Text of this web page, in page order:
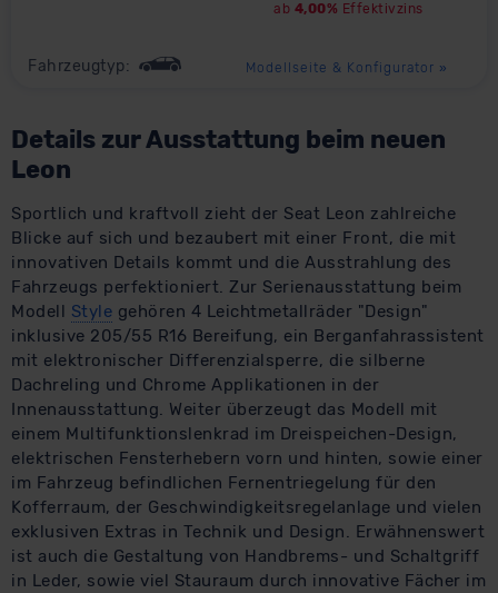
ab 4,00% Effektivzins
Fahrzeugtyp: Modellseite & Konfigurator »
Details zur Ausstattung beim neuen
Leon
Sportlich und kraftvoll zieht der Seat Leon zahlreiche
Blicke auf sich und bezaubert mit einer Front, die mit
innovativen Details kommt und die Ausstrahlung des
Fahrzeugs perfektioniert. Zur Serienausstattung beim
Modell Style gehören 4 Leichtmetallräder "Design"
inklusive 205/55 R16 Bereifung, ein Berganfahrassistent
mit elektronischer Differenzialsperre, die silberne
Dachreling und Chrome Applikationen in der
Innenausstattung. Weiter überzeugt das Modell mit
einem Multifunktionslenkrad im Dreispeichen-Design,
elektrischen Fensterhebern vorn und hinten, sowie einer
im Fahrzeug befindlichen Fernentriegelung für den
Kofferraum, der Geschwindigkeitsregelanlage und vielen
exklusiven Extras in Technik und Design. Erwähnenswert
ist auch die Gestaltung von Handbrems- und Schaltgriff
in Leder, sowie viel Stauraum durch innovative Fächer im